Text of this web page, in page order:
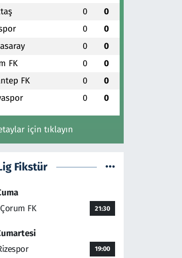
0 0
0 0
0 0
FK 0 0
FK 0 0
0 0
için tıklayın
Fikstür
FK
21:30
19:00